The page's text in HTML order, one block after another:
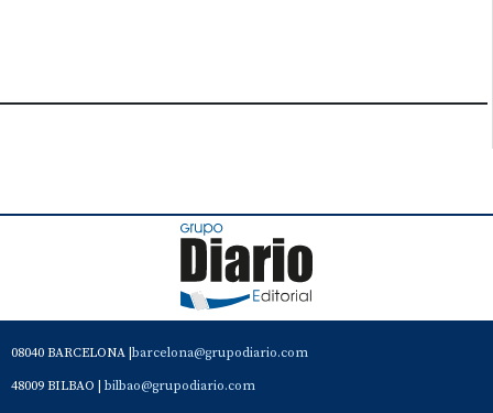
08040 BARCELONA | barcelona@grupodiario.com
48009 BILBAO | bilbao@grupodiario.com